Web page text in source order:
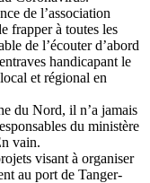
de l’association
frapper à toutes les
de l’écouter d’abord
handicapant le
et régional en
du Nord, il n’a jamais
du ministère
vain.
visant à organiser
au port de Tanger-